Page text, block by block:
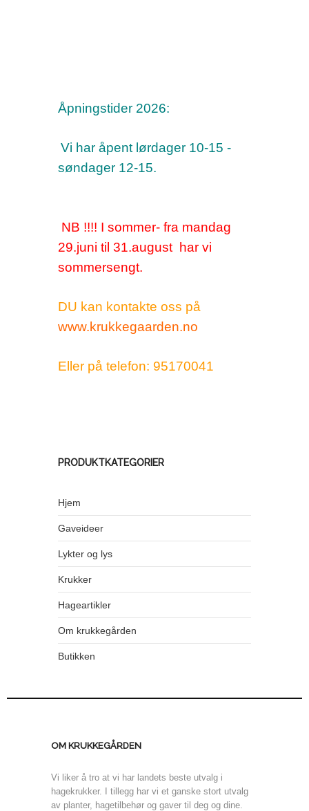
Åpningstider 2026:
Vi har åpent lørdager 10-15 -
søndager 12-15.
NB !!!! I sommer- fra mandag
29.juni til 31.august har vi
sommersengt.
DU kan kontakte oss på
www.krukkegaarden.no
Eller på telefon: 95170041
PRODUKTKATEGORIER
Hjem
Gaveideer
Lykter og lys
Krukker
Hageartikler
Om krukkegården
Butikken
OM KRUKKEGÅRDEN
Vi liker å tro at vi har landets beste utvalg i
hagekrukker. I tillegg har vi et ganske stort utvalg
av planter, hagetilbehør og gaver til deg og dine.